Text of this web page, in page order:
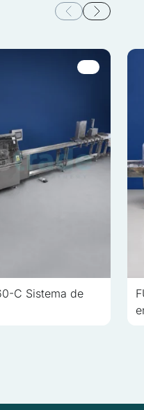
C Sistema de